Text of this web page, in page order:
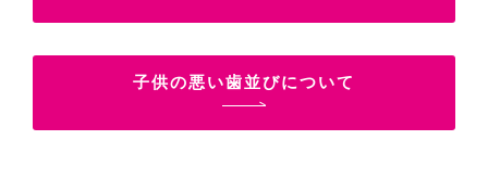
子供の悪い歯並びについて